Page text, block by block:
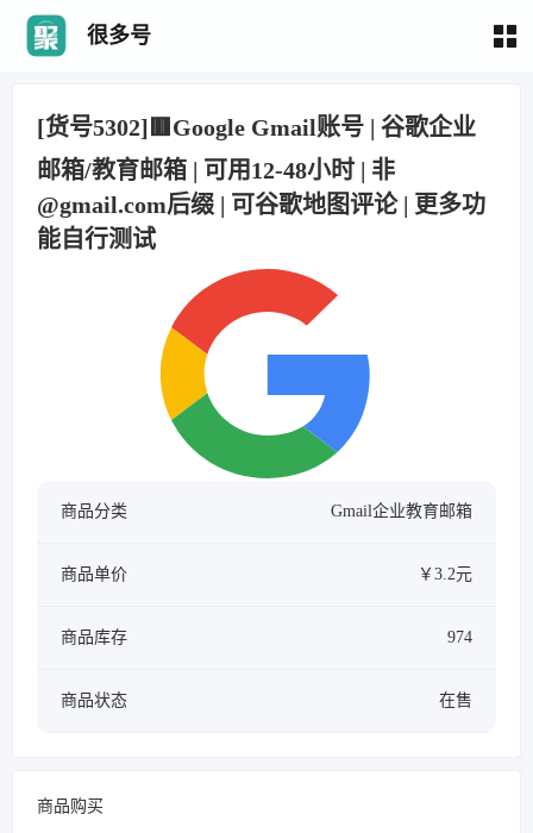
很多号
[货号5302]🟥Google Gmail账号 | 谷歌企业
邮箱/教育邮箱 | 可用12-48小时 | 非
@gmail.com后缀 | 可谷歌地图评论 | 更多功
能自行测试
商品分类 Gmail企业教育邮箱
商品单价 ￥3.2元
商品库存 974
商品状态 在售
商品购买